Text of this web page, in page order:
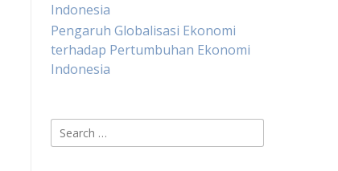
Indonesia
Pengaruh Globalisasi Ekonomi
terhadap Pertumbuhan Ekonomi
Indonesia
Search
for: